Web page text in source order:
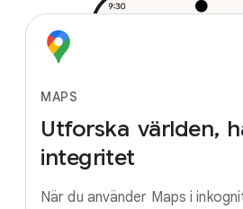
MAPS
Utforska världen,
integritet
När du använder Maps i